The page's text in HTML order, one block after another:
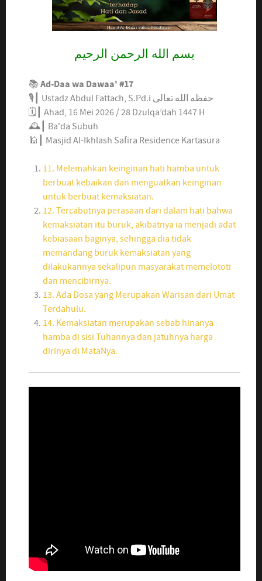
بسم الله الرحمن الرحيم
📚Ad-Daa wa Dawaa' #17
🎙┃ Ustadz Abdul Fattach, S.Pd.i حفظه الله تعالى
🗓┃ Ahad, 16 Mei 2026 / 28 Dzulqa’dah 1447 H
🕰┃ Ba'da Subuh
🕌┃ Masjid Al-Ikhlash Safira Residence Kartasura
11. Melemahkan keinginan hati hamba untuk
berbuat kebaikan dan menguatkan keinginan
untuk berbuat kemaksiatan.
12. Tercabutnya perasaan dari dalam hati bahwa
kemaksiatan itu buruk, akibatnya ia menjadi adat
kebiasaan baginya, sehingga dia tidak
memandang buruk kemaksiatan yang
dilakukannya sekalipun masyarakat memelototi
dan mencibirnya.
13. Ada Dosa yang Merupakan Warisan dari Umat
Terdahulu.
14. Kemaksiatan merupakan sebab hinanya
hamba di sisi Tuhannya dan jatuhnya harga
dirinya di MataNya.